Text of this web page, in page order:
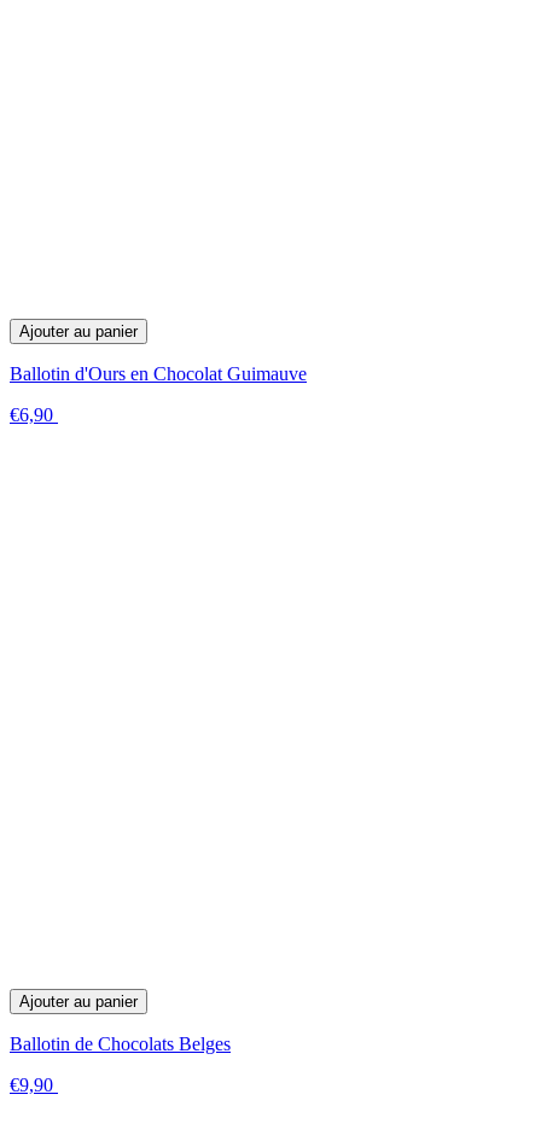
Ajouter au panier
Ballotin d'Ours en Chocolat Guimauve
€6,90
Ajouter au panier
Ballotin de Chocolats Belges
€9,90